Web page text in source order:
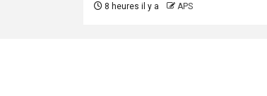
8 heures il y a APS